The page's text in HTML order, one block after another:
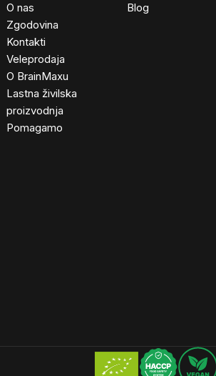
O nas
Zgodovina
Kontakti
Veleprodaja
O BrainMaxu
Lastna živilska
proizvodnja
Pomagamo
Blog